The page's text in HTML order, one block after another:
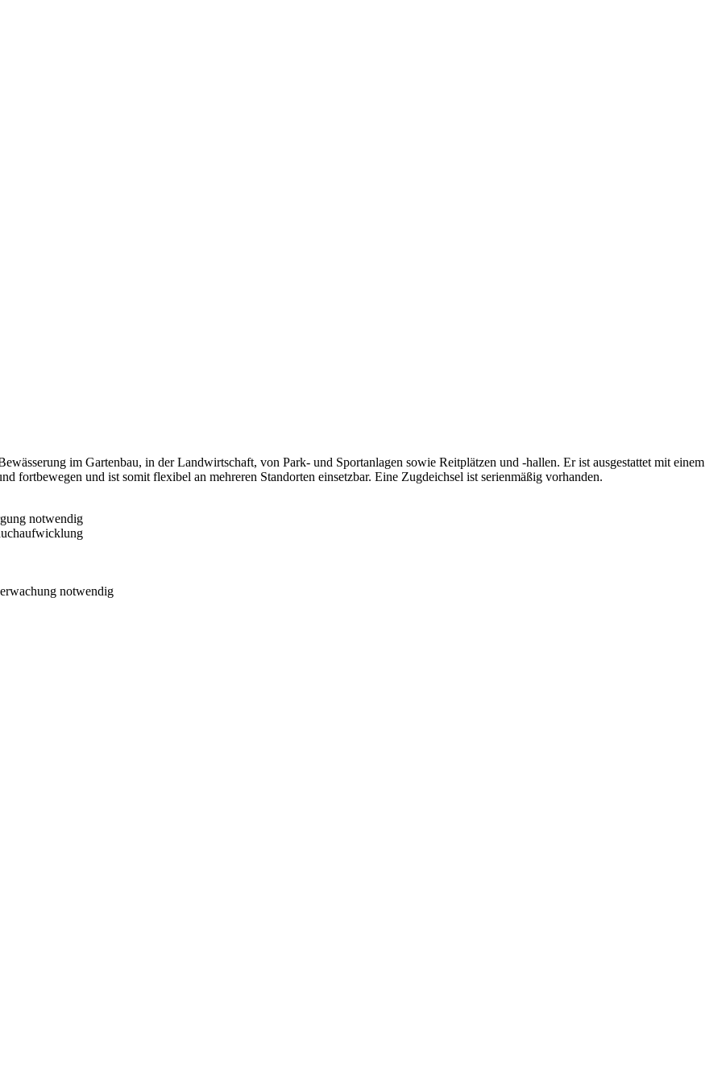
im Gartenbau, in der Landwirtschaft, von Park- und Sportanlagen sowie Reitplätzen und -hallen. Er ist ausgestattet mit einem
fortbewegen und ist somit flexibel an mehreren Standorten einsetzbar. Eine Zugdeichsel ist serienmäßig vorhanden.
notwendig
notwendig